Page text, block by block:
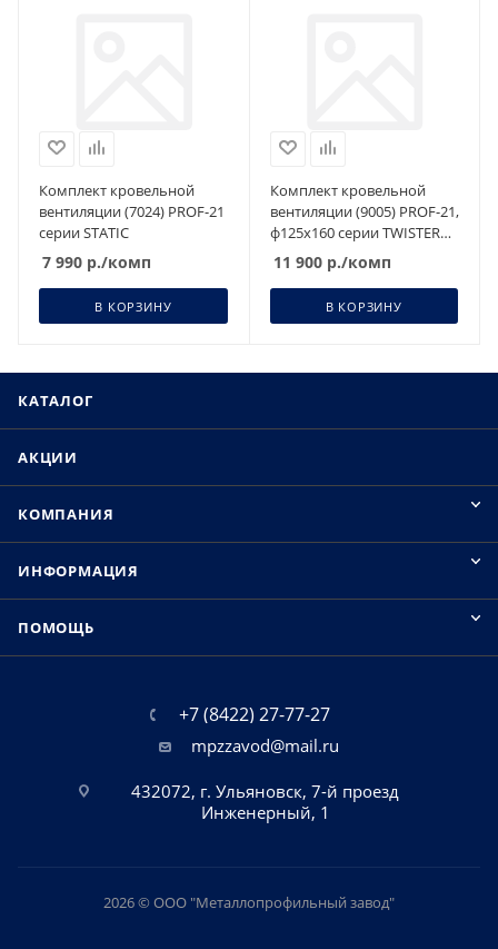
Комплект кровельной
вентиляции (7024) PROF-21
серии STATIC
7 990 р./комп
В КОРЗИНУ
Комплект кровельной
вентиляции (9005) PROF-21,
ф125х160 серии TWISTER
,изолированный
11 900р./комп
В КОРЗИНУ
КАТАЛОГ
АКЦИИ
КОМПАНИЯ
ИНФОРМАЦИЯ
ПОМОЩЬ
+7 (8422) 27-77-27
mpzzavod@mail.ru
432072, г. Ульяновск, 7-й проезд
Инженерный, 1
2026 © ООО "Металлопрофильный завод"